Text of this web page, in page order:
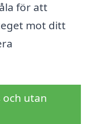
för att
mot ditt
och utan